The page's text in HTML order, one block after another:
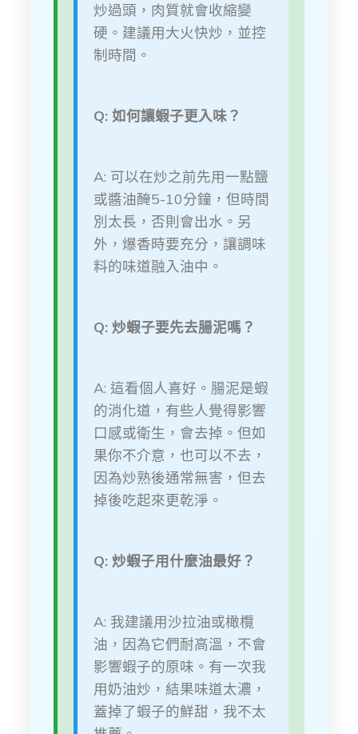
炒過頭，肉質就會收縮變
硬。建議用大火快炒，並控
制時間。
Q: 如何讓蝦子更入味？
A: 可以在炒之前先用一點鹽
或醬油醃5-10分鐘，但時間
別太長，否則會出水。另
外，爆香時要充分，讓調味
料的味道融入油中。
Q: 炒蝦子要先去腸泥嗎？
A: 這看個人喜好。腸泥是蝦
的消化道，有些人覺得影響
口感或衛生，會去掉。但如
果你不介意，也可以不去，
因為炒熟後通常無害，但去
掉後吃起來更乾淨。
Q: 炒蝦子用什麼油最好？
A: 我建議用沙拉油或橄欖
油，因為它們耐高溫，不會
影響蝦子的原味。有一次我
用奶油炒，結果味道太濃，
蓋掉了蝦子的鮮甜，我不太